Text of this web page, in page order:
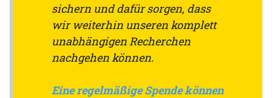
sichern und dafür sorgen, dass
wir weiterhin unseren komplett
unabhängigen Recherchen
nachgehen können.
Eine regelmäßige Spende können